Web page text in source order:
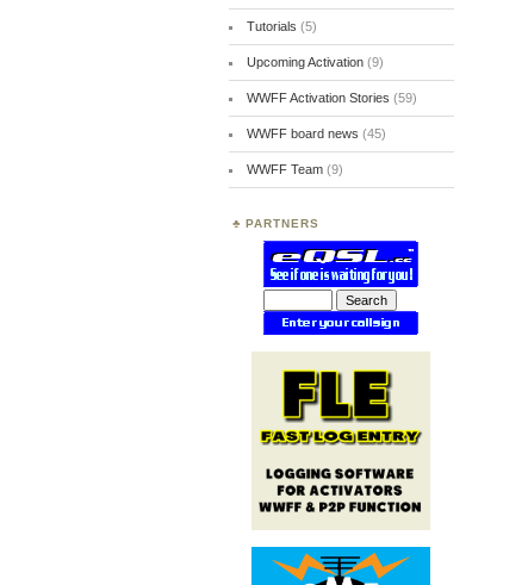
Tutorials (5)
Upcoming Activation(9)
WWFF Activation Stories (59)
WWFF board news (45)
WWFF Team(9)
PARTNERS